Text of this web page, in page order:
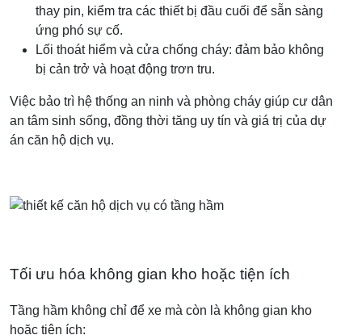
thay pin, kiểm tra các thiết bị đầu cuối để sẵn sàng
ứng phó sự cố.
Lối thoát hiểm và cửa chống cháy: đảm bảo không
bị cản trở và hoạt động trơn tru.
Việc bảo trì hệ thống an ninh và phòng cháy giúp cư dân
an tâm sinh sống, đồng thời tăng uy tín và giá trị của dự
án căn hộ dịch vụ.
Tối ưu hóa không gian kho hoặc tiện ích
Tầng hầm không chỉ để xe mà còn là không gian kho
hoặc tiện ích: